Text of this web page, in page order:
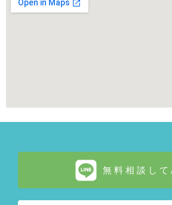
無料相談して